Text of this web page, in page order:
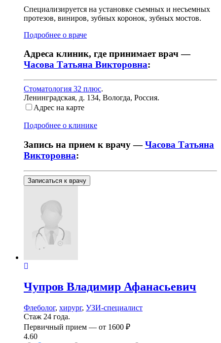
Специализируется на установке съемных и несъемных
протезов, виниров, зубных коронок, зубных мостов.
Подробнее о враче
Адреса клиник, где принимает врач —
Часова Татьяна Викторовна:
Стоматология 32 плюс.
Ленинградская, д. 134, Вологда, Россия.
Адрес на карте
Подробнее о клинике
Запись на прием к врачу —Часова Татьяна
Викторовна:
Записаться к врачу
Чупров Владимир Афанасьевич
Флеболог, хирург, УЗИ-специалист
Стаж 24 года.
Первичный прием — от 1600 ₽
4.60